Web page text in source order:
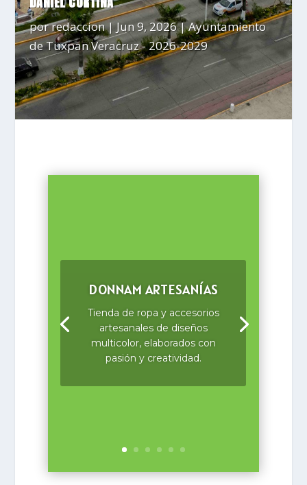
porredaccion|Jun 9, 2026|Ayuntamiento
de Tuxpan Veracruz - 2026-2029
SERVICIO DE AGUA EN
PIPA «ADELITA»
Servicio de agua potable en
pipa, llenado y lavado de
tinacos, así como de albercas